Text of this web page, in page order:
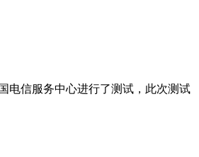
电信服务中心进行了测试，此次测试